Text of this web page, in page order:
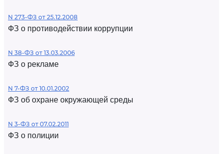
N 273-ФЗ от 25.12.2008
ФЗ о противодействии коррупции
N 38-ФЗ от 13.03.2006
ФЗ о рекламе
N 7-ФЗ от 10.01.2002
ФЗ об охране окружающей среды
N 3-ФЗ от 07.02.2011
ФЗ о полиции